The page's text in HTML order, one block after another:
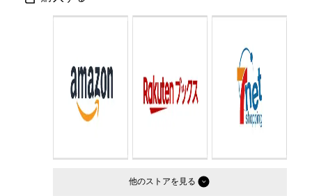
他のストア